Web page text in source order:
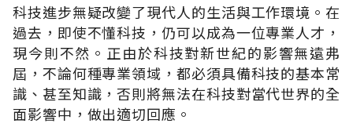
科技進步無疑改變了現代人的生活與工作環境。在
過去，即使不懂科技，仍可以成為一位專業人才，
現今則不然。正由於科技對新世紀的影響無遠弗
屆，不論何種專業領域，都必須具備科技的基本常
識、甚至知識，否則將無法在科技對當代世界的全
面影響中，做出適切回應。